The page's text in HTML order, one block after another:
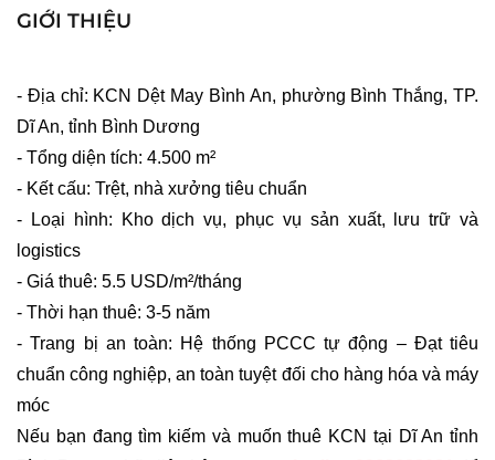
GIỚI THIỆU
- Địa chỉ: KCN Dệt May Bình An, phường Bình Thắng, TP.
Dĩ An, tỉnh Bình Dương
- Tổng diện tích: 4.500 m²
- Kết cấu: Trệt, nhà xưởng tiêu chuẩn
- Loại hình: Kho dịch vụ, phục vụ sản xuất, lưu trữ và
logistics
- Giá thuê: 5.5 USD/m²/tháng
- Thời hạn thuê: 3-5 năm
- Trang bị an toàn: Hệ thống PCCC tự động – Đạt tiêu
chuẩn công nghiệp, an toàn tuyệt đối cho hàng hóa và máy
móc
Nếu bạn đang tìm kiếm và muốn thuê KCN tại Dĩ An tỉnh